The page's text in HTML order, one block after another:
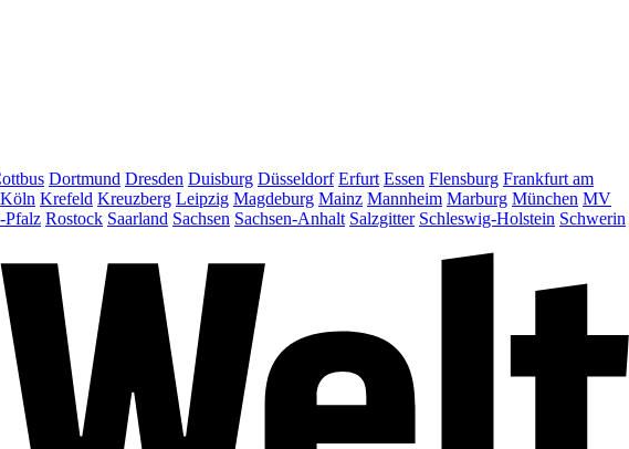
Dortmund Dresden Duisburg Düsseldorf Erfurt Essen Flensburg Frankfurt am
Köln Krefeld Kreuzberg Leipzig Magdeburg Mainz Mannheim Marburg München MV
Pfalz Rostock Saarland Sachsen Sachsen-Anhalt Salzgitter Schleswig-Holstein Schwerin